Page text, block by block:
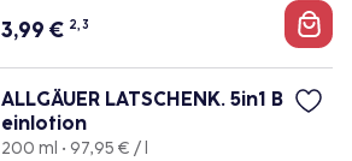
3,99 € 2, 3
ALLGÄUER LATSCHENK. 5in1 B
einlotion
200 ml • 97,95 € / l